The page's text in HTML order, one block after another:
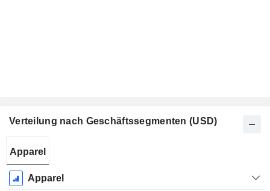
Verteilung nach Geschäftssegmenten (USD)
Geschäftsjahres:
Dezember
Apparel
Apparel